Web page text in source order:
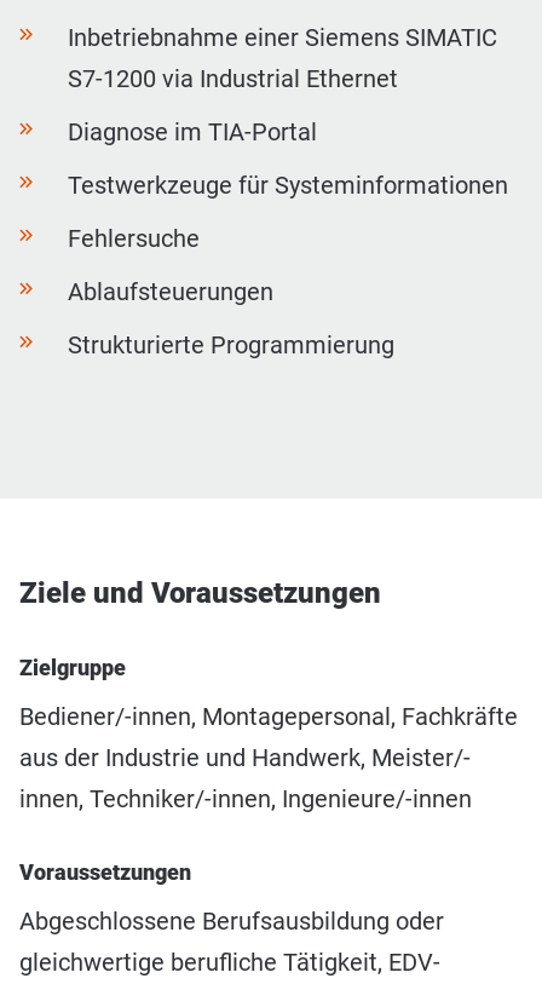
Inbetriebnahme einer Siemens SIMATIC
S7-1200 via Industrial Ethernet
Diagnose im TIA-Portal
Testwerkzeuge für Systeminformationen
Fehlersuche
Ablaufsteuerungen
Strukturierte Programmierung
Ziele und Voraussetzungen
Zielgruppe
Bediener/-innen, Montagepersonal, Fachkräfte
aus der Industrie und Handwerk, Meister/-
innen, Techniker/-innen, Ingenieure/-innen
Voraussetzungen
Abgeschlossene Berufsausbildung oder
gleichwertige berufliche Tätigkeit, EDV-